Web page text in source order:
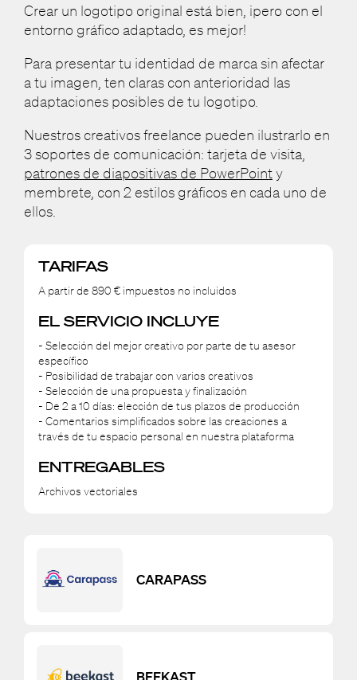
Crear un logotipo original está bien, ¡pero con el
entorno gráfico adaptado, es mejor!
Para presentar tu identidad de marca sin afectar
a tu imagen, ten claras con anterioridad las
adaptaciones posibles de tu logotipo.
Nuestros creativos freelance pueden ilustrarlo en
3 soportes de comunicación: tarjeta de visita,
patrones de diapositivas de PowerPointy
membrete, con 2 estilos gráficos en cada uno de
ellos.
TARIFAS
A partir de 890 € impuestos no incluidos
EL SERVICIO INCLUYE
- Selección del mejor creativo por parte de tu asesor
específico
- Posibilidad de trabajar con varios creativos
- Selección de una propuesta y finalización
- De 2 a 10 días: elección de tus plazos de producción
- Comentarios simplificados sobre las creaciones a
través de tu espacio personal en nuestra plataforma
ENTREGABLES
Archivos vectoriales
CARAPASS
BEEKAST